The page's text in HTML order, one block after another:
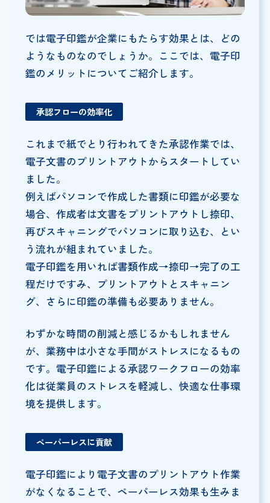
では電子印鑑が企業にもたらす効果とは、どの
ようなものなのでしょうか。ここでは、電子印
鑑のメリットについてご紹介します。
承認フローの効率化
これまで紙でとり行われてきた承認作業では、
電子文書のプリントアウトからスタートしてい
ました。
例えばパソコンで作成した書類に印鑑が必要な
場合、作成者は文書をプリントアウトし捺印、
再びスキャニングでパソコンに取り込む、とい
う流れが組まれていました。
電子印鑑を用いれば書類作成→捺印→完了の工
程だけですみ、プリントアウトとスキャニン
グ、さらに印鑑の準備も必要ありません。
わずかな時間の削減と感じるかもしれません
が、業務中は小さな手間がストレスになるもの
です。電子印鑑による承認ワークフローの効率
化は従業員のストレスを軽減し、快適な仕事環
境を提供します。
ペーパーレスに貢献
電子印鑑により電子文書のプリントアウト作業
がなくなることで、ペーパーレス効果も生みま